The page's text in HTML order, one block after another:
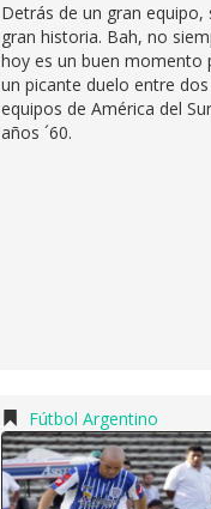
Detrás de un gran equipo,
gran historia. Bah, no
hoy es un buen momento
un picante duelo entre
equipos de América del
años ´60.
Fútbol Argentino